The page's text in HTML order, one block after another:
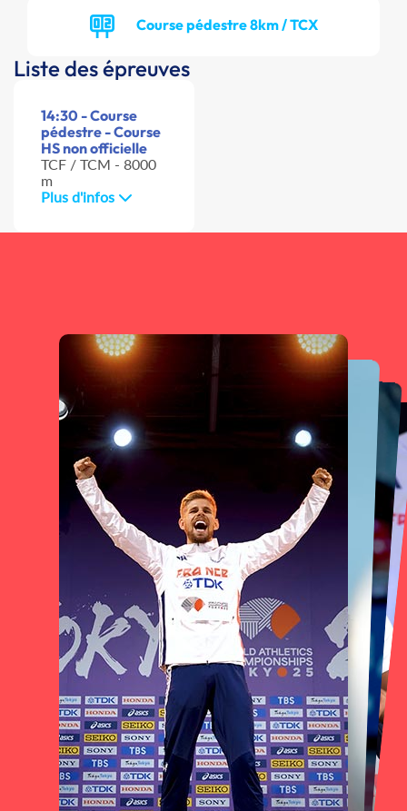
Course pédestre 8km / TCX
Liste des épreuves
14:30 - Course
pédestre - Course
HS non officielle
TCF / TCM - 8000
m
Plus d'infos